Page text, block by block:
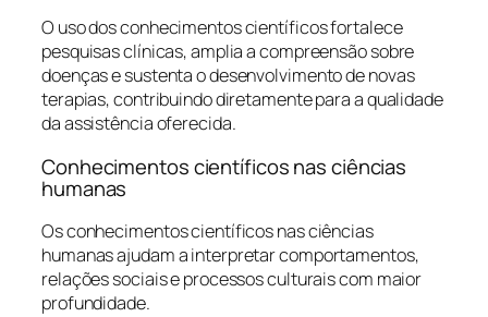
O uso dos conhecimentos científicos fortalece
pesquisas clínicas, amplia a compreensão sobre
doenças e sustenta o desenvolvimento de novas
terapias, contribuindo diretamente para a qualidade
da assistência oferecida.
Conhecimentos científicos nas ciências
humanas
Os conhecimentos científicos nas ciências
humanas ajudam a interpretar comportamentos,
relações sociais e processos culturais com maior
profundidade.